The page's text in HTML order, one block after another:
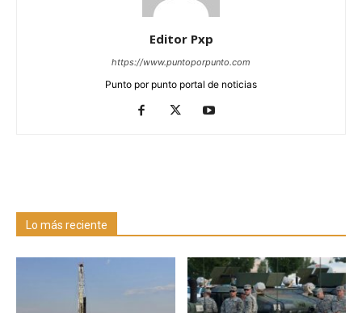
Editor Pxp
https://www.puntoporpunto.com
Punto por punto portal de noticias
Lo más reciente